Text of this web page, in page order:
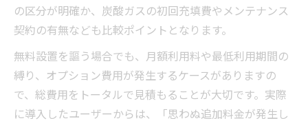
炭酸水業務用ウォーターサーバーの予想外
の追加費用に注意
業務用ウォーターサーバー導入で見落とし
がちなリスク
無料設置の広告を鵜呑みにしないためのポ
イント
の区分が明確か、炭酸ガスの初回充填費やメンテナンス
契約の有無なども比較ポイントとなります。
無料設置を謳う場合でも、月額利用料や最低利用期間の
縛り、オプション費用が発生するケースがありますの
で、総費用をトータルで見積もることが大切です。実際
に導入したユーザーからは、「思わぬ追加料金が発生し